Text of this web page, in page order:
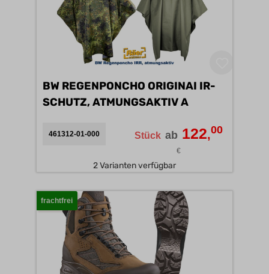
BW REGENPONCHO ORIGINAI IR-
SCHUTZ, ATMUNGSAKTIV A
461312-01-000 Stück ab 122,00
€
2 Varianten verfügbar
frachtfrei